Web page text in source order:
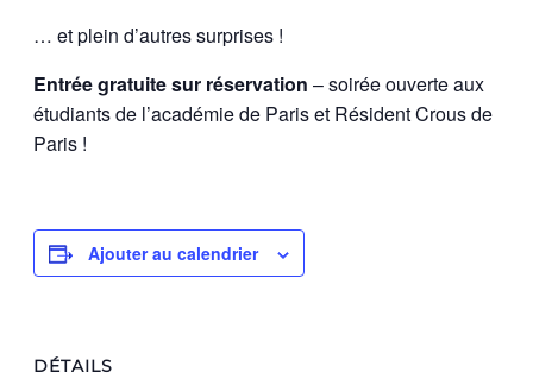
… et plein d’autres surprises !
Entrée gratuite sur réservation – soirée ouverte aux
étudiants de l’académie de Paris et Résident Crous de
Paris !
Ajouter au calendrier
DÉTAILS